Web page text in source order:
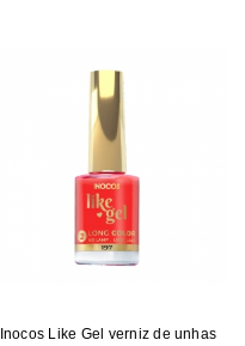
Inocos Like Gel verniz de unhas